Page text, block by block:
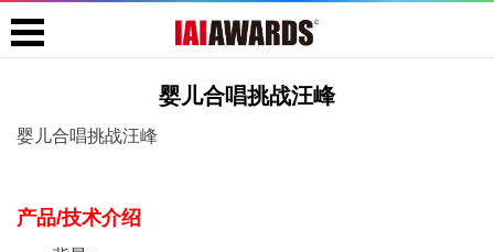
婴儿合唱挑战汪峰
婴儿合唱挑战汪峰
产品/技术介绍